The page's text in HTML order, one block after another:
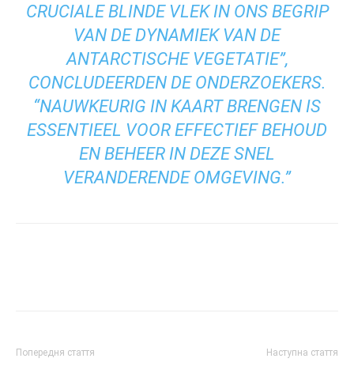
CRUCIALE BLINDE VLEK IN ONS BEGRIP
VAN DE DYNAMIEK VAN DE
ANTARCTISCHE VEGETATIE”,
CONCLUDEERDEN DE ONDERZOEKERS.
“NAUWKEURIG IN KAART BRENGEN IS
ESSENTIEEL VOOR EFFECTIEF BEHOUD
EN BEHEER IN DEZE SNEL
VERANDERENDE OMGEVING.”
Попередня стаття Наступна стаття